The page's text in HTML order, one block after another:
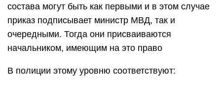
состава могут быть как первыми и в этом случае
приказ подписывает министр МВД, так и
очередными. Тогда они присваиваются
начальником, имеющим на это право
В полиции этому уровню соответствуют: